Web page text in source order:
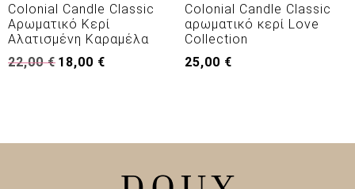
Colonial Candle Classic
Αρωματικό Κερί
Αλατισμένη Καραμέλα
22,00€ Original
18,00 €
Colonial Candle Classic
αρωματικό κερί Love
Collection
25,00 €